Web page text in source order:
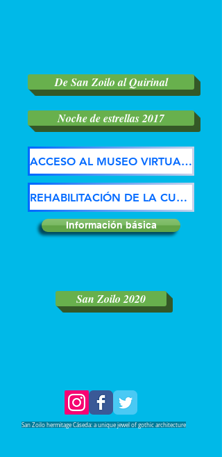
De San Zoilo al Quirinal
Noche de estrellas 2017
ACCESO AL MUSEO VIRTUAL 3D
REHABILITACIÓN DE LA CUBIERTA
Información básica
San Zoilo 2020
San Zoilo hermitage Cáseda: a unique jewel of gothic architecture